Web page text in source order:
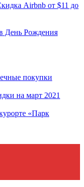
Airbnb от $11 до
День Рождения
покупки
на март 2021
«Парк